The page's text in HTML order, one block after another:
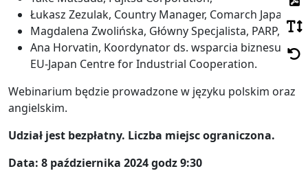
Łukasz Zezulak, Country Manager, Comarch Japan,
Magdalena Zwolińska, Główny Specjalista, PARP,
Ana Horvatin, Koordynator ds. wsparcia biznesu,
EU-Japan Centre for Industrial Cooperation.
Webinarium będzie prowadzone w języku polskim oraz
angielskim.
Udział jest bezpłatny. Liczba miejsc ograniczona.
Data: 8 października 2024 godz 9:30